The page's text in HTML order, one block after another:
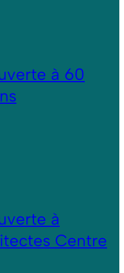
à 60
à
Centre